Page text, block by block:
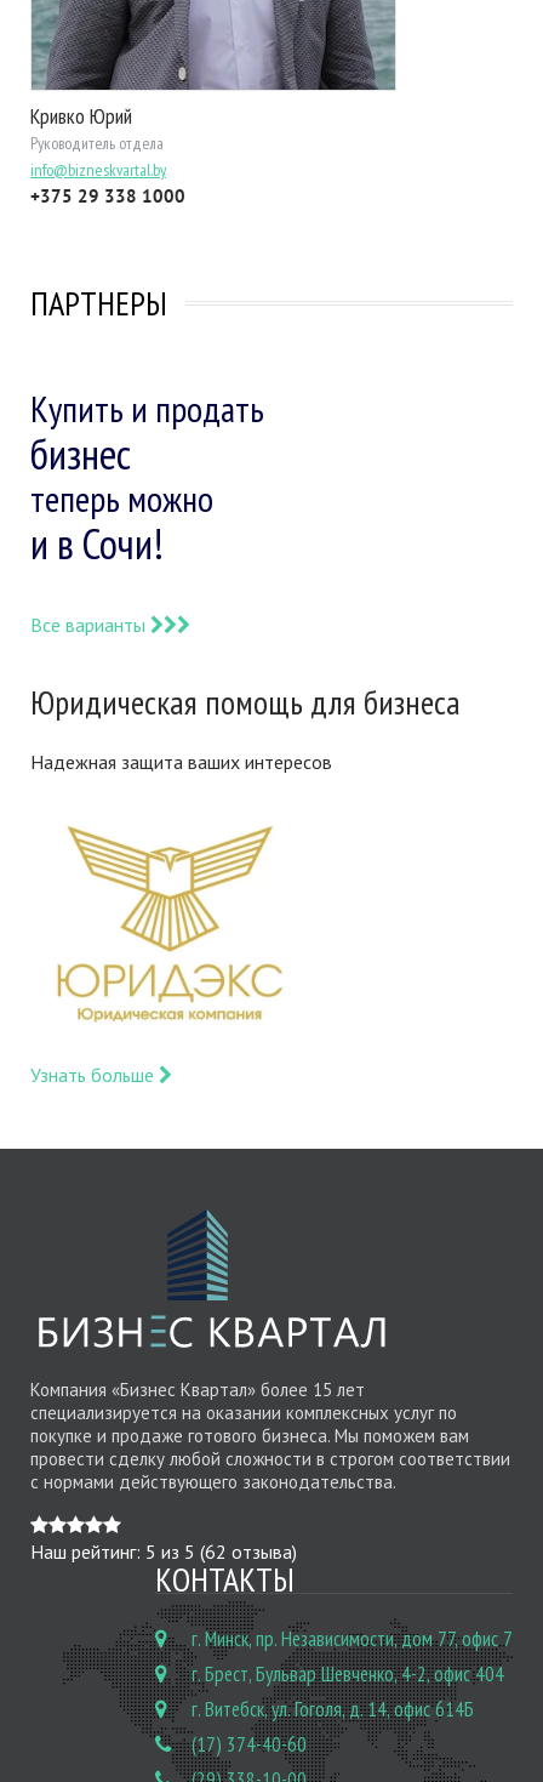
Кривко Юрий
Руководитель отдела
info@bizneskvartal.by
+375 29 338 1000
ПАРТНЕРЫ
Купить и продать
бизнес
теперь можно
и в Сочи!
Все варианты
Юридическая помощь для бизнеса
Надежная защита ваших интересов
Узнать больше
Компания «Бизнес Квартал» более 15 лет
специализируется на оказании комплексных услуг по
покупке и продаже готового бизнеса. Мы поможем вам
провести сделку любой сложности в строгом соответствии
с нормами действующего законодательства.
Наш рейтинг: 5 из 5 (62 отзыва)
КОНТАКТЫ
г. Минск, пр. Независимости, дом 77, офис 7
г. Брест, Бульвар Шевченко, 4-2, офис 404
г. Витебск, ул. Гоголя, д. 14, офис 614Б
(17) 374-40-60